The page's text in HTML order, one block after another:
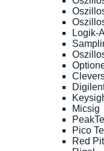
Logik-
Micsig
Pico
Red